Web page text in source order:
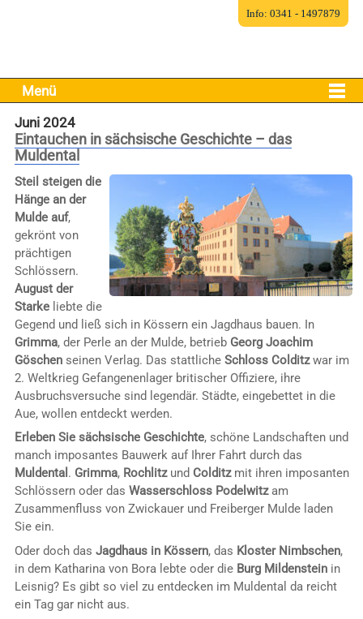
Menü
Juni 2024
Eintauchen in sächsische Geschichte – das
Muldental
Steil steigen die
Hänge an der
Mulde auf,
gekrönt von
prächtigen
Schlössern.
August der
Starkeliebte die
Gegend und ließ sich in Kössern ein Jagdhaus bauen. In
Grimma, der Perle an der Mulde, betrieb Georg Joachim
Göschenseinen Verlag. Das stattliche Schloss Colditzwar im
2. Weltkrieg Gefangenenlager britischer Offiziere, ihre
Ausbruchsversuche sind legendär. Städte, eingebettet in die
Aue, wollen entdeckt werden.
Erleben Sie sächsische Geschichte, schöne Landschaften und
manch imposantes Bauwerk auf Ihrer Fahrt durch das
Muldental . Grimma, Rochlitzund Colditzmit ihren imposanten
Schlössern oder das Wasserschloss Podelwitzam
Zusammenfluss von Zwickauer und Freiberger Mulde laden
Sie ein.
Oder doch das Jagdhaus in Kössern, das Kloster Nimbschen,
in dem Katharina von Bora lebte oder die Burg Mildensteinin
Leisnig? Es gibt so viel zu entdecken im Muldental da reicht
ein Tag gar nicht aus.
Info: 0341 - 1497879